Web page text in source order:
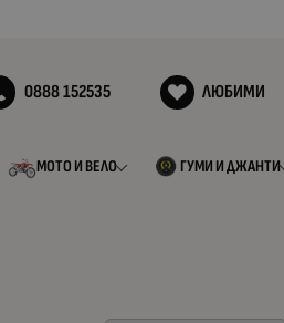
0888 152535 ЛЮБИМИ
МОТО И ВЕЛО ГУМИ И ДЖАНТИ